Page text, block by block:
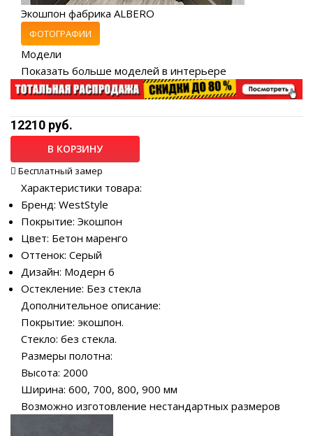
Экошпон фабрика ALBERO
ФОТОГРАФИИ
Модели
Показать больше моделей в интерьере
12210 руб.
В КОРЗИНУ
Бесплатный замер
Характеристики товара:
Бренд: WestStyle
Покрытие: Экошпон
Цвет: Бетон маренго
Оттенок: Серый
Дизайн: Модерн 6
Остекление: Без стекла
Дополнительное описание:
Покрытие: экошпон.
Стекло: без стекла.
Размеры полотна:
Высота: 2000
Ширина: 600, 700, 800, 900 мм
Возможно изготовление нестандартных размеров